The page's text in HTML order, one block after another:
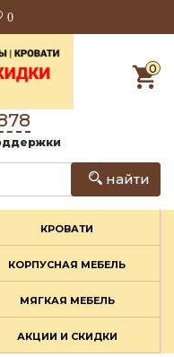
0
0
найти
КРОВАТИ
КОРПУСНАЯ МЕБЕЛЬ
МЯГКАЯ МЕБЕЛЬ
АКЦИИ И СКИДКИ